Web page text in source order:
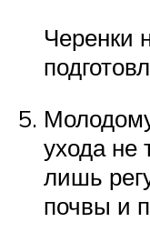
Черенки
ухода не
лишь
почвы и